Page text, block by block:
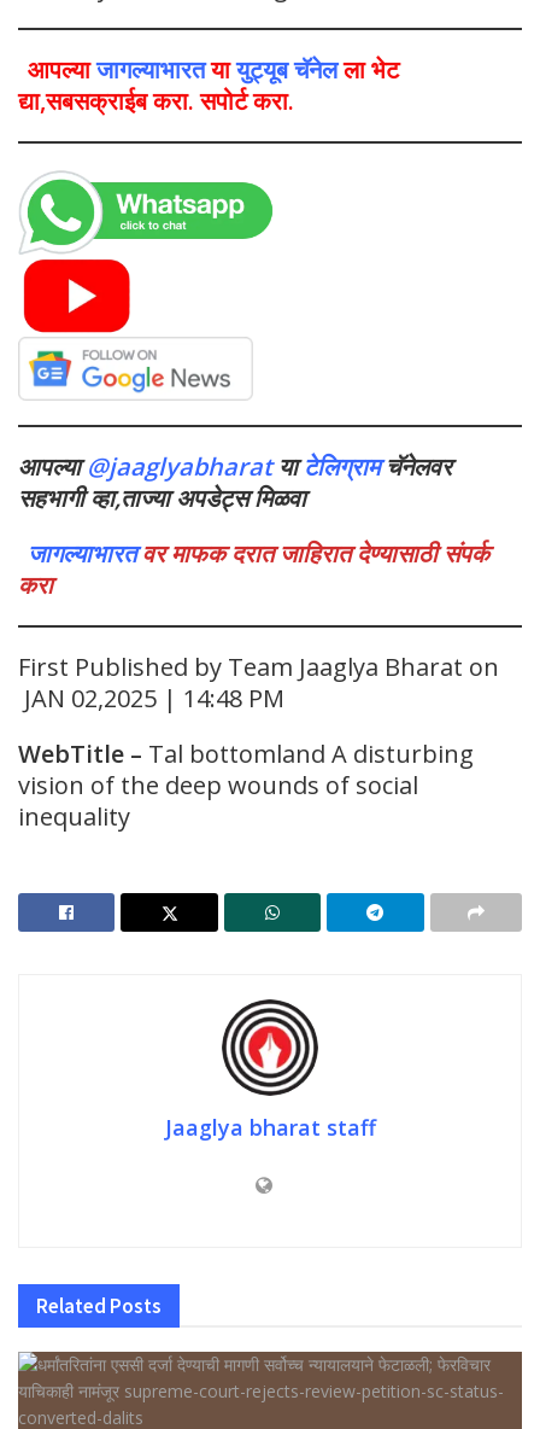
आपल्याजागल्याभारतयायुट्यूब चॅनेलला भेट
द्या,सबसक्राईब करा. सपोर्ट करा.
आपल्या@jaaglyabharatयाटेलिग्रामचॅनेलवर
सहभागी व्हा,ताज्या अपडेट्स मिळवा
जागल्याभारतवर माफक दरात जाहिरात देण्यासाठी संपर्क
करा
First Published by Team Jaaglya Bharat on
JAN 02,2025 | 14:48 PM
WebTitle – Tal bottomland A disturbing
vision of the deep wounds of social
inequality
Jaaglya bharat staff
Related Posts